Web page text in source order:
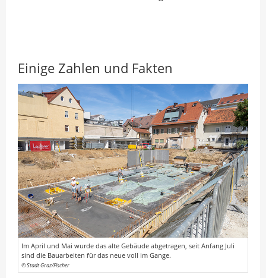
Einige Zahlen und Fakten
Im April und Mai wurde das alte Gebäude abgetragen, seit Anfang Juli
sind die Bauarbeiten für das neue voll im Gange.
© Stadt Graz/Fischer